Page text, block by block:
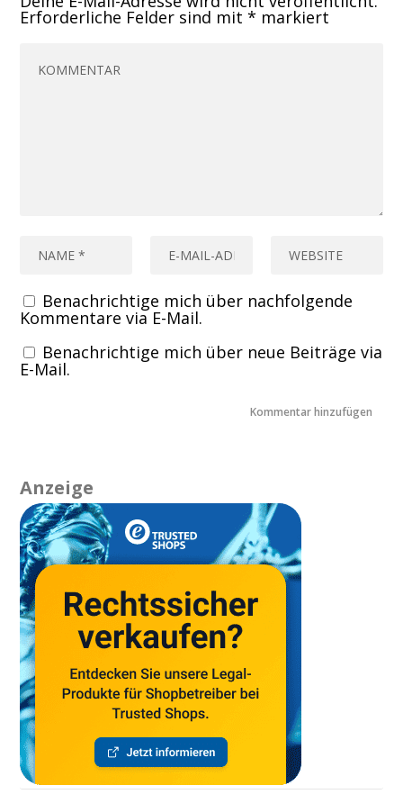
Erforderliche Felder sind mit* markiert
Benachrichtige mich über nachfolgende
Kommentare via E-Mail.
Benachrichtige mich über neue Beiträge via
E-Mail.
Anzeige